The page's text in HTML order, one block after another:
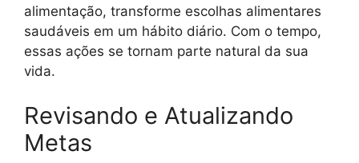
alimentação, transforme escolhas alimentares
saudáveis em um hábito diário. Com o tempo,
essas ações se tornam parte natural da sua
vida.
Revisando e Atualizando
Metas